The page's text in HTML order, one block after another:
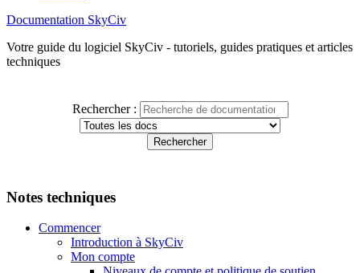
Documentation SkyCiv
Votre guide du logiciel SkyCiv - tutoriels, guides pratiques et articles
techniques
Rechercher :
Notes techniques
Commencer
Introduction à SkyCiv
Mon compte